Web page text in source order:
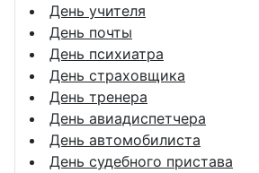
День учителя
День почты
День психиатра
День страховщика
День тренера
День авиадиспетчера
День автомобилиста
День судебного пристава